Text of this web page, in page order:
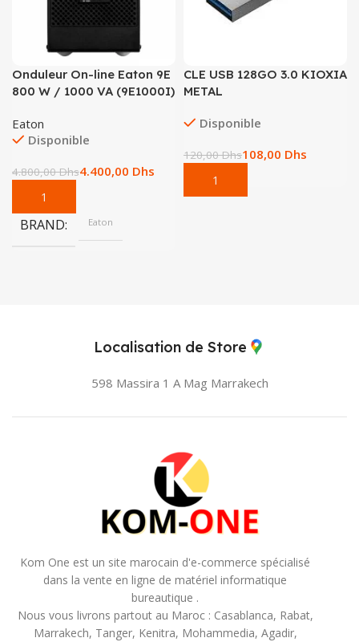
Onduleur On-line Eaton 9E
800 W / 1000 VA (9E1000I)
Eaton
Disponible
4.800,00Dhs4.400,00 Dhs
BRAND Eaton
CLE USB 128GO 3.0 KIOXIA
METAL
Disponible
120,00Dhs108,00 Dhs
Localisation de Store
598 Massira 1 A Mag Marrakech
Kom One est un site marocain d'e-commerce spécialisé
dans la vente en ligne de matériel informatique
bureautique .
Nous vous livrons partout au Maroc : Casablanca, Rabat,
Marrakech, Tanger, Kenitra, Mohammedia, Agadir,